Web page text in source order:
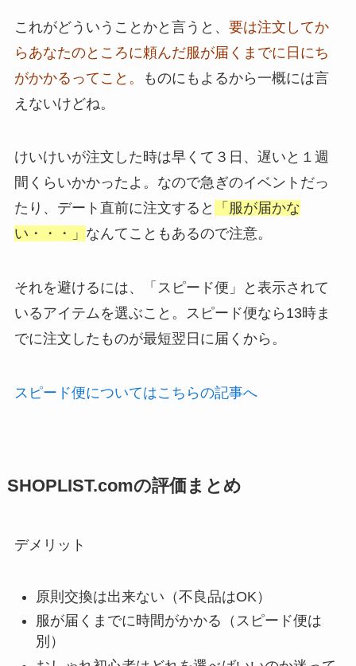
これがどういうことかと言うと、 要は注文してか
らあなたのところに頼んだ服が届くまでに日にち
がかかるってこと。
ものにもよるから一概には言
えないけどね。
けいけいが注文した時は早くて３日、遅いと１週
間くらいかかったよ。なので急ぎのイベントだっ
たり、デート直前に注文すると
「服が届かな
い・・・」 なんてこともあるので注意。
それを避けるには、「スピード便」と表示されて
いるアイテムを選ぶこと。スピード便なら13時ま
でに注文したものが最短翌日に届くから。
スピード便についてはこちらの記事へ
SHOPLIST.comの評価まとめ
デメリット
原則交換は出来ない（不良品はOK）
服が届くまでに時間がかかる（スピード便は
別）